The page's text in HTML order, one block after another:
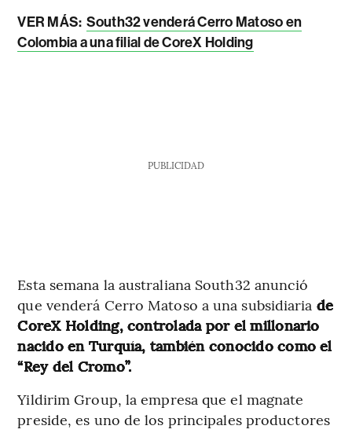
VER MÁS: South32 venderá Cerro Matoso en
Colombia a una filial de CoreX Holding
PUBLICIDAD
Esta semana la australiana South32 anunció
que venderá Cerro Matoso a una subsidiaria de
CoreX Holding, controlada por el millonario
nacido en Turquía, también conocido como el
“Rey del Cromo”.
Yildirim Group, la empresa que el magnate
preside, es uno de los principales productores